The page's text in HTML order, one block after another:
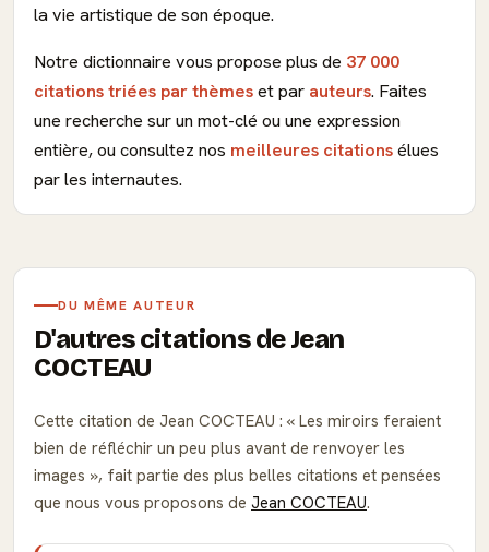
la vie artistique de son époque.
Notre dictionnaire vous propose plus de 37 000
citations triées par thèmeset par auteurs. Faites
une recherche sur un mot-clé ou une expression
entière, ou consultez nos meilleures citationsélues
par les internautes.
DU MÊME AUTEUR
D'autres citations de Jean
COCTEAU
Cette citation de Jean COCTEAU :
Les miroirs feraient
bien de réfléchir un peu plus avant de renvoyer les
images
, fait partie des plus belles citations et pensées
que nous vous proposons de Jean COCTEAU.